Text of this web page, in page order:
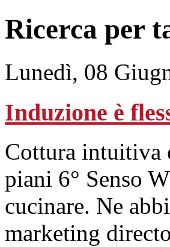
Ricerca per
Lunedì, 08
Induzione è
Cottura intuitiva
piani 6° Senso
cucinare. Ne
marketing